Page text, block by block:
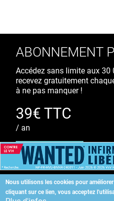
Nous utilisons les cookies pour
cliquant sur ce lien, vous acceptez
ABONNEMENT
Accédez sans limite aux
recevez gratuitement
à ne pas manquer !
39€ TTC
/ an
S'ABONNER
Copyright©